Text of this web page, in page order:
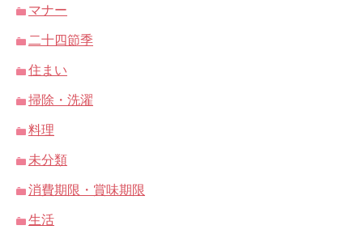
マナー
二十四節季
住まい
掃除・洗濯
料理
未分類
消費期限・賞味期限
生活